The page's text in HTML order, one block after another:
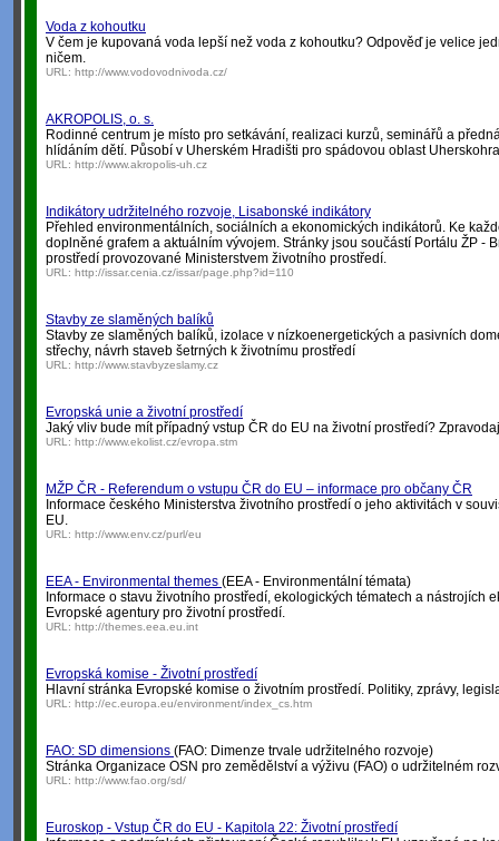
Voda z kohoutku
V čem je kupovaná voda lepší než voda z kohoutku? Odpověď je velice
ničem.
URL: http://www.vodovodnivoda.cz/
AKROPOLIS, o. s.
Rodinné centrum je místo pro setkávání, realizaci kurzů, seminářů a
hlídáním dětí. Působí v Uherském Hradišti pro spádovou oblast
URL: http://www.akropolis-uh.cz
Indikátory udržitelného rozvoje, Lisabonské indikátory
Přehled environmentálních, sociálních a ekonomických indikátorů. Ke
doplněné grafem a aktuálním vývojem. Stránky jsou součástí Portálu ŽP -
prostředí provozované Ministerstvem životního prostředí.
URL: http://issar.cenia.cz/issar/page.php?id=110
Stavby ze slaměných balíků
Stavby ze slaměných balíků, izolace v nízkoenergetických a pasivních
střechy, návrh staveb šetrných k životnímu prostředí
URL: http://www.stavbyzeslamy.cz
Evropská unie a životní prostředí
Jaký vliv bude mít případný vstup ČR do EU na životní prostředí?
URL: http://www.ekolist.cz/evropa.stm
MŽP ČR - Referendum o vstupu ČR do EU – informace pro občany ČR
Informace českého Ministerstva životního prostředí o jeho aktivitách v
EU.
URL: http://www.env.cz/purl/eu
EEA - Environmental themes (EEA - Environmentální témata)
Informace o stavu životního prostředí, ekologických tématech a nástrojích
Evropské agentury pro životní prostředí.
URL: http://themes.eea.eu.int
Evropská komise - Životní prostředí
Hlavní stránka Evropské komise o životním prostředí. Politiky, zprávy,
URL: http://ec.europa.eu/environment/index_cs.htm
FAO: SD dimensions (FAO: Dimenze trvale udržitelného rozvoje)
Stránka Organizace OSN pro zemědělství a výživu (FAO) o udržitelném
URL: http://www.fao.org/sd/
Euroskop - Vstup ČR do EU - Kapitola 22: Životní prostředí